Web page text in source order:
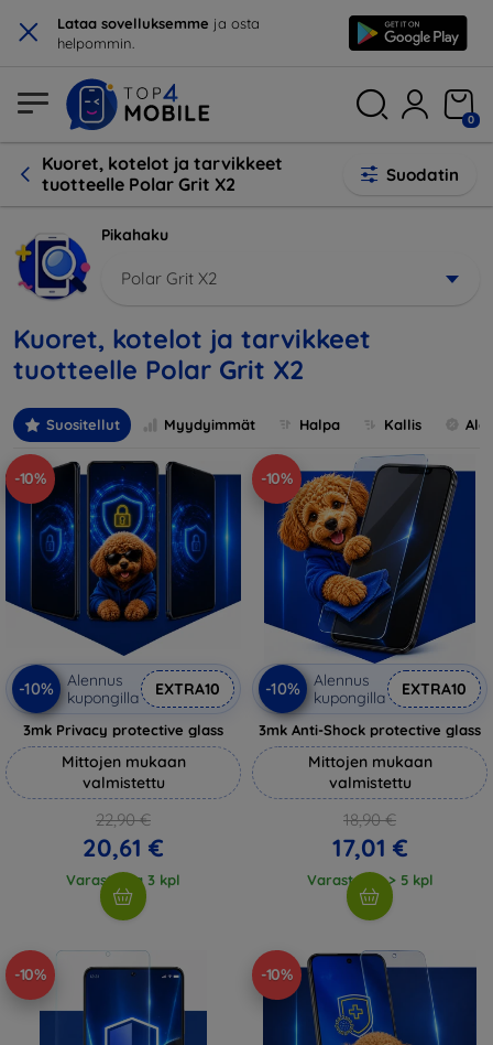
× Lataa sovelluksemme ja osta
helpommin.
0
Kuoret, kotelot ja tarvikkeet
tuotteelle Polar Grit X2
Suodatin
Pikahaku
Polar Grit X2
Kuoret, kotelot ja tarvikkeet
tuotteelle Polar Grit X2
Suositellut Myydyimmät Halpa Kallis
-10%
-10%
Alennus
kupongilla
EXTRA10
3mk Privacy protective glass
Mittojen mukaan
valmistettu
22,90 €
20,61 €
Varastossa 3 kpl
-10%
-10%
Alennus
kupongilla
EXTRA10
3mk Anti-Shock protective glass
Mittojen mukaan
valmistettu
18,90 €
17,01 €
Varastossa > 5 kpl
-10% -10%